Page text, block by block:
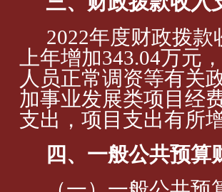
2022年度财政拨款
上年增加343.04万元
人员正常调资等有关
加事业发展类项目经
支出，项目支出有所
四、一般公共预算